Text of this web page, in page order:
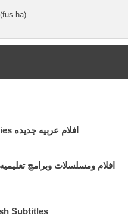
ha)
Arabic DVDs: New Arabic Movies افلام عربيه جديده
Subtitles